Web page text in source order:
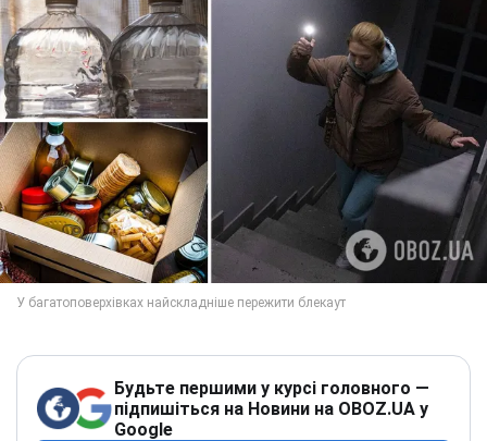
Будьте першими у курсі головного —
підпишіться на Новини на OBOZ.UA у
Google